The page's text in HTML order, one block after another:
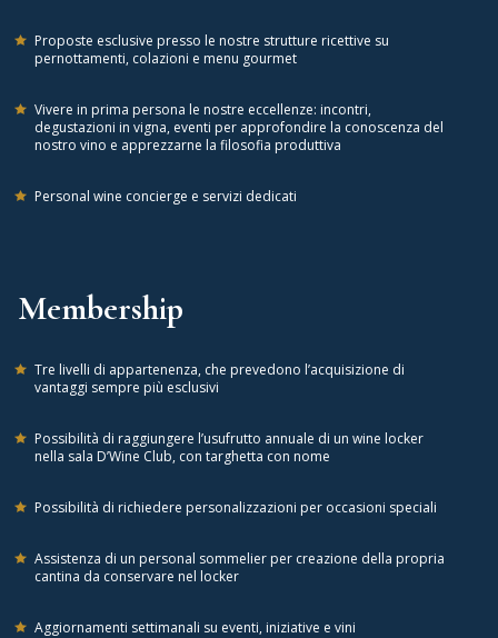
Proposte esclusive presso le nostre strutture ricettive su
pernottamenti, colazioni e menu gourmet
Vivere in prima persona le nostre eccellenze: incontri,
degustazioni in vigna, eventi per approfondire la conoscenza del
nostro vino e apprezzarne la filosofia produttiva
Personal wine concierge e servizi dedicati
Membership
Tre livelli di appartenenza, che prevedono l’acquisizione di
vantaggi sempre più esclusivi
Possibilità di raggiungere l’usufrutto annuale di un wine locker
nella sala D’Wine Club, con targhetta con nome
Possibilità di richiedere personalizzazioni per occasioni speciali
Assistenza di un personal sommelier per creazione della propria
cantina da conservare nel locker
Aggiornamenti settimanali su eventi, iniziative e vini